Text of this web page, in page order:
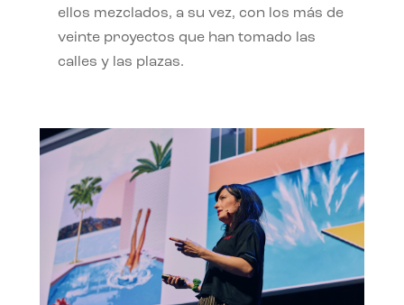
ellos mezclados, a su vez, con los más de
veinte proyectos que han tomado las
calles y las plazas.